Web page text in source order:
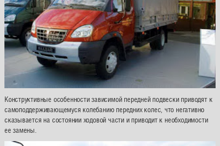
Конструктивные особенности зависимой передней подвески приводят к
самоподдерживающемуся колебанию передних колес, что негативно
сказывается на состоянии ходовой части и приводит к необходимости
ее замены.